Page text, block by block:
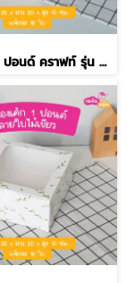
กล่องเค้ก 1 ปอนด์ คราฟท์ รุ่น EASY